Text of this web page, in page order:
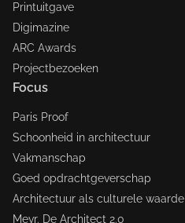
Printuitgave
Digimazine
ARC Awards
Projectbezoeken
Focus
Paris Proof
Schoonheid in architectuur
Vakmanschap
Goed opdrachtgeverschap
Architectuur als culturele waarde
Mevr. De Architect 2.0